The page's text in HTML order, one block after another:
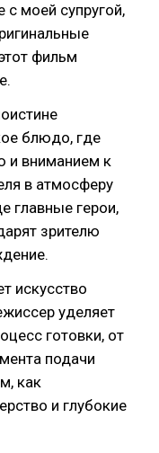
моей супругой,
фильм
блюдо, где
и вниманием к
в атмосферу
главные герои,
зрителю
искусство
уделяет
готовки, от
подачи
как
и глубокие